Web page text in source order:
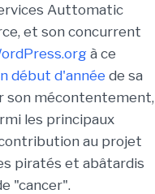
Auttomatic
et son concurrent
à ce
début d'année de sa
son mécontentement,
les principaux
au projet
piratés et abâtardis
"cancer".